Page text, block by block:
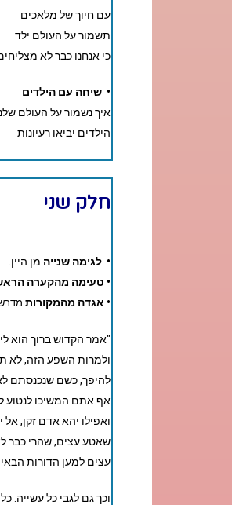
עם חיוך של מלאכים
תשמור על העולם ילד
כי אנחנו כבר לא
• שיחה עם הילדים
איך נשמור על העולם
הילדים יביאו רעיונות
חלק שני
• לגימה שנייה מן היין.
• טעימה מהקערה
• אגדה מהמקורות
"אמר הקדוש ברוך הוא
ולמרות השפע הזה, לא
להיפך, כשם שנכנסתם
אף אתם המשיכו לנטוע
ואפילו יהא אדם זקן, אל
שאטע עצים, שהרי כבר
עצים למען הדורות
וכך גם לגבי כל עשייה.